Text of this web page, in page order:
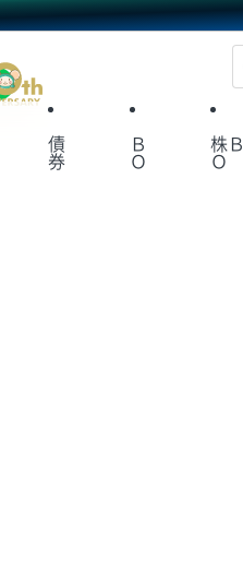
X
債
券
Ｂ
Ｏ
株Ｂ
Ｏ